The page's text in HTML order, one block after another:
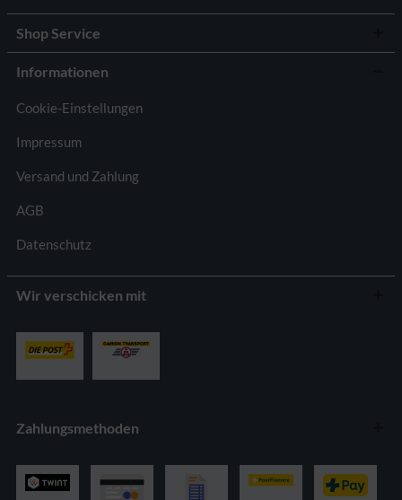
Shop Service
Informationen
Cookie-Einstellungen
Impressum
Versand und Zahlung
AGB
Datenschutz
Wir verschicken mit
Zahlungsmethoden